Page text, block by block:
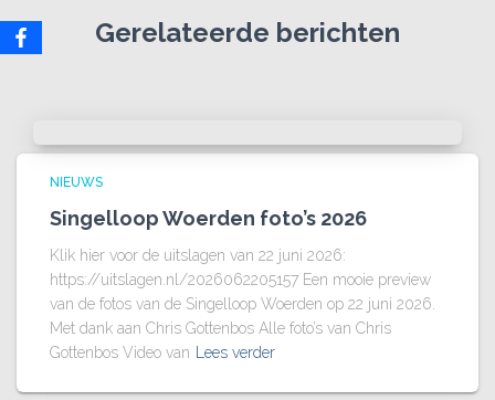
Gerelateerde berichten
NIEUWS
Singelloop Woerden foto’s 2026
Klik hier voor de uitslagen van 22 juni 2026:
https://uitslagen.nl/2026062205157 Een mooie preview
van de fotos van de Singelloop Woerden op 22 juni 2026.
Met dank aan Chris Gottenbos Alle foto’s van Chris
Gottenbos Video van Lees verder